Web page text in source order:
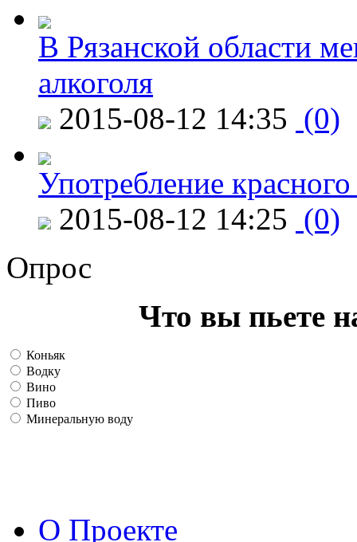
В Рязанской области
алкоголя
2015-08-12 14:35 (0)
Употребление
2015-08-12 14:25 (0)
Опрос
Что вы пьете
Коньяк
Водку
Вино
Пиво
Минеральную воду
О Проекте